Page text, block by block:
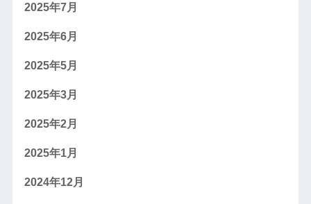
2025年7月
2025年6月
2025年5月
2025年3月
2025年2月
2025年1月
2024年12月